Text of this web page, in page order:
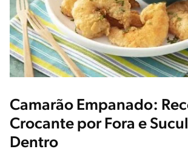
Camarão Empanado:
Crocante por Fora e
Dentro